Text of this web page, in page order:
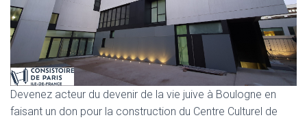
Devenez acteur du devenir de la vie juive à Boulogne en
faisant un don pour la construction du Centre Culturel de